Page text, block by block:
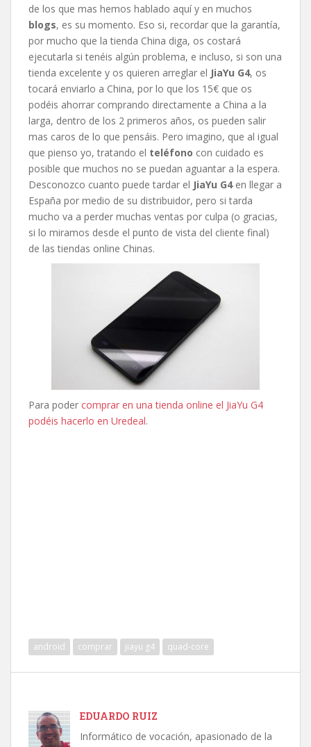
de los que mas hemos hablado aquí y en muchos
blogs, es su momento. Eso si, recordar que la garantía,
por mucho que la tienda China diga, os costará
ejecutarla si tenéis algún problema, e incluso, si son una
tienda excelente y os quieren arreglar el JiaYu G4, os
tocará enviarlo a China, por lo que los 15€ que os
podéis ahorrar comprando directamente a China a la
larga, dentro de los 2 primeros años, os pueden salir
mas caros de lo que pensáis. Pero imagino, que al igual
que pienso yo, tratando el teléfono con cuidado es
posible que muchos no se puedan aguantar a la espera.
Desconozco cuanto puede tardar el JiaYu G4en llegar a
España por medio de su distribuidor, pero si tarda
mucho va a perder muchas ventas por culpa (o gracias,
si lo miramos desde el punto de vista del cliente final)
de las tiendas online Chinas.
Para poder comprar en una tienda online el JiaYu G4
podéis hacerlo en Uredeal.
android comprar jiayu g4 quad-core
EDUARDO RUIZ
Informático de vocación, apasionado de la